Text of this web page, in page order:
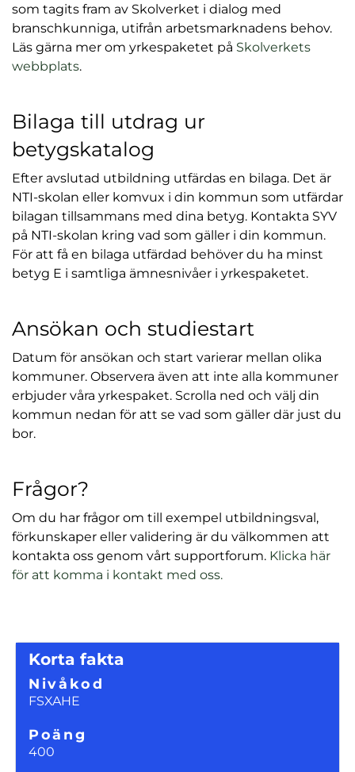
som tagits fram av Skolverket i dialog med
branschkunniga, utifrån arbetsmarknadens behov.
Läs gärna mer om yrkespaketet på Skolverkets
webbplats(
p
n
a
s
n
y
t
t
n
e
.
Bilaga till utdrag ur
betygskatalog
Efter avslutad utbildning utfärdas en bilaga. Det är
NTI-skolan eller komvux i din kommun som utfärdar
bilagan tillsammans med dina betyg. Kontakta SYV
på NTI-skolan kring vad som gäller i din kommun.
För att få en bilaga utfärdad behöver du ha minst
betyg E i samtliga ämnesnivåer i yrkespaketet.
Ansökan och studiestart
Datum för ansökan och start varierar mellan olika
kommuner. Observera även att inte alla kommuner
erbjuder våra yrkespaket. Scrolla ned och välj din
kommun nedan för att se vad som gäller där just du
bor.
Frågor?
Om du har frågor om till exempel utbildningsval,
förkunskaper eller validering är du välkommen att
kontakta oss genom vårt supportforum. Klicka här
för att komma i kontakt med oss.
Korta fakta
Nivåkod
FSXAHE
Poäng
400